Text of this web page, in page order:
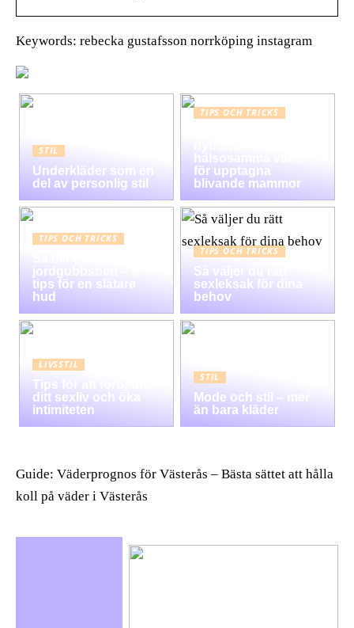
Keywords: rebecka gustafsson norrköping instagram
STIL
Underkläder som en
del av personlig stil
TIPS OCH TRICKS
hälsosamma vanor
för upptagna
blivande mammor
TIPS OCH TRICKS
jordgubbsben – 5
tips för en slätare
hud
TIPS OCH TRICKS
Så väljer du rätt
sexleksak för dina
behov
LIVSSTIL
Tips för att förbättra
ditt sexliv och öka
intimiteten
STIL
Mode och stil – mer
än bara kläder
Guide: Väderprognos för Västerås – Bästa sättet att hålla
koll på väder i Västerås